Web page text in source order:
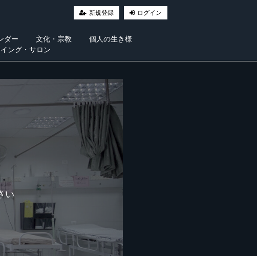
新規登録 ログイン
ダー 文化・宗教
個人の生き様
ング・サロン
い